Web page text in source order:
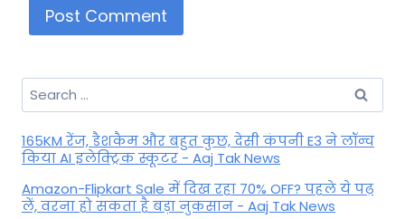
Search
for:
165KM रेंज, डैशकैम और बहुत कुछ, देसी कंपनी E3 ने लॉन्च
किया AI इलेक्ट्रिक स्कूटर - Aaj Tak News
Amazon-Flipkart Sale में दिख रहा 70% OFF? पहले ये पढ़
लें, वरना हो सकता है बड़ा नुकसान - Aaj Tak News